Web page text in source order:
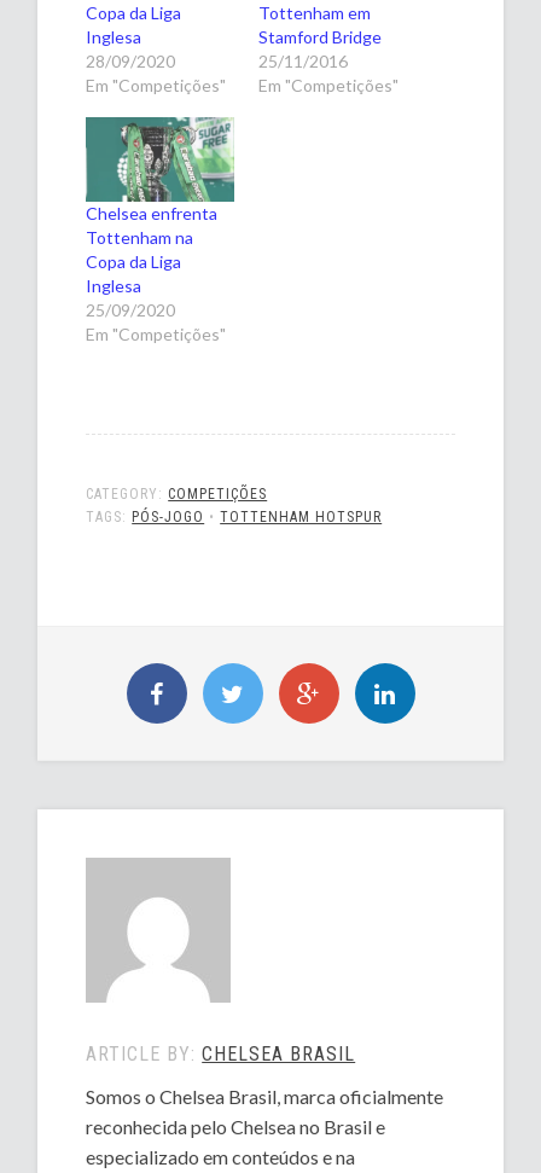
Copa da Liga
Inglesa
28/09/2020
Em "Competições"
Tottenham em
Stamford Bridge
25/11/2016
Em "Competições"
Chelsea enfrenta
Tottenham na
Copa da Liga
Inglesa
25/09/2020
Em "Competições"
CATEGORY: COMPETIÇÕES
TAGS: PÓS-JOGO •TOTTENHAM HOTSPUR
ARTICLE BY:CHELSEA BRASIL
Somos o Chelsea Brasil, marca oficialmente
reconhecida pelo Chelsea no Brasil e
especializado em conteúdos e na